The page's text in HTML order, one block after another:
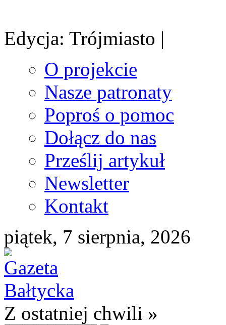
Edycja: Trójmiasto |
O projekcie
Nasze patronaty
Poproś o pomoc
Dołącz do nas
Prześlij artykuł
Newsletter
Kontakt
piątek, 7 sierpnia, 2026
Z ostatniej chwili »